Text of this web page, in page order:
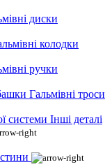
диски
колодки
ручки
Гальмівні троси
Інші деталі